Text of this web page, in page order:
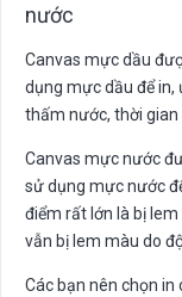
nước
Canvas mực dầu
dụng mực dầu để in,
thấm nước, thời gian
Canvas mực nước
sử dụng mực nước
điểm rất lớn là bị
vẫn bị lem màu do
Các bạn nên chọn in